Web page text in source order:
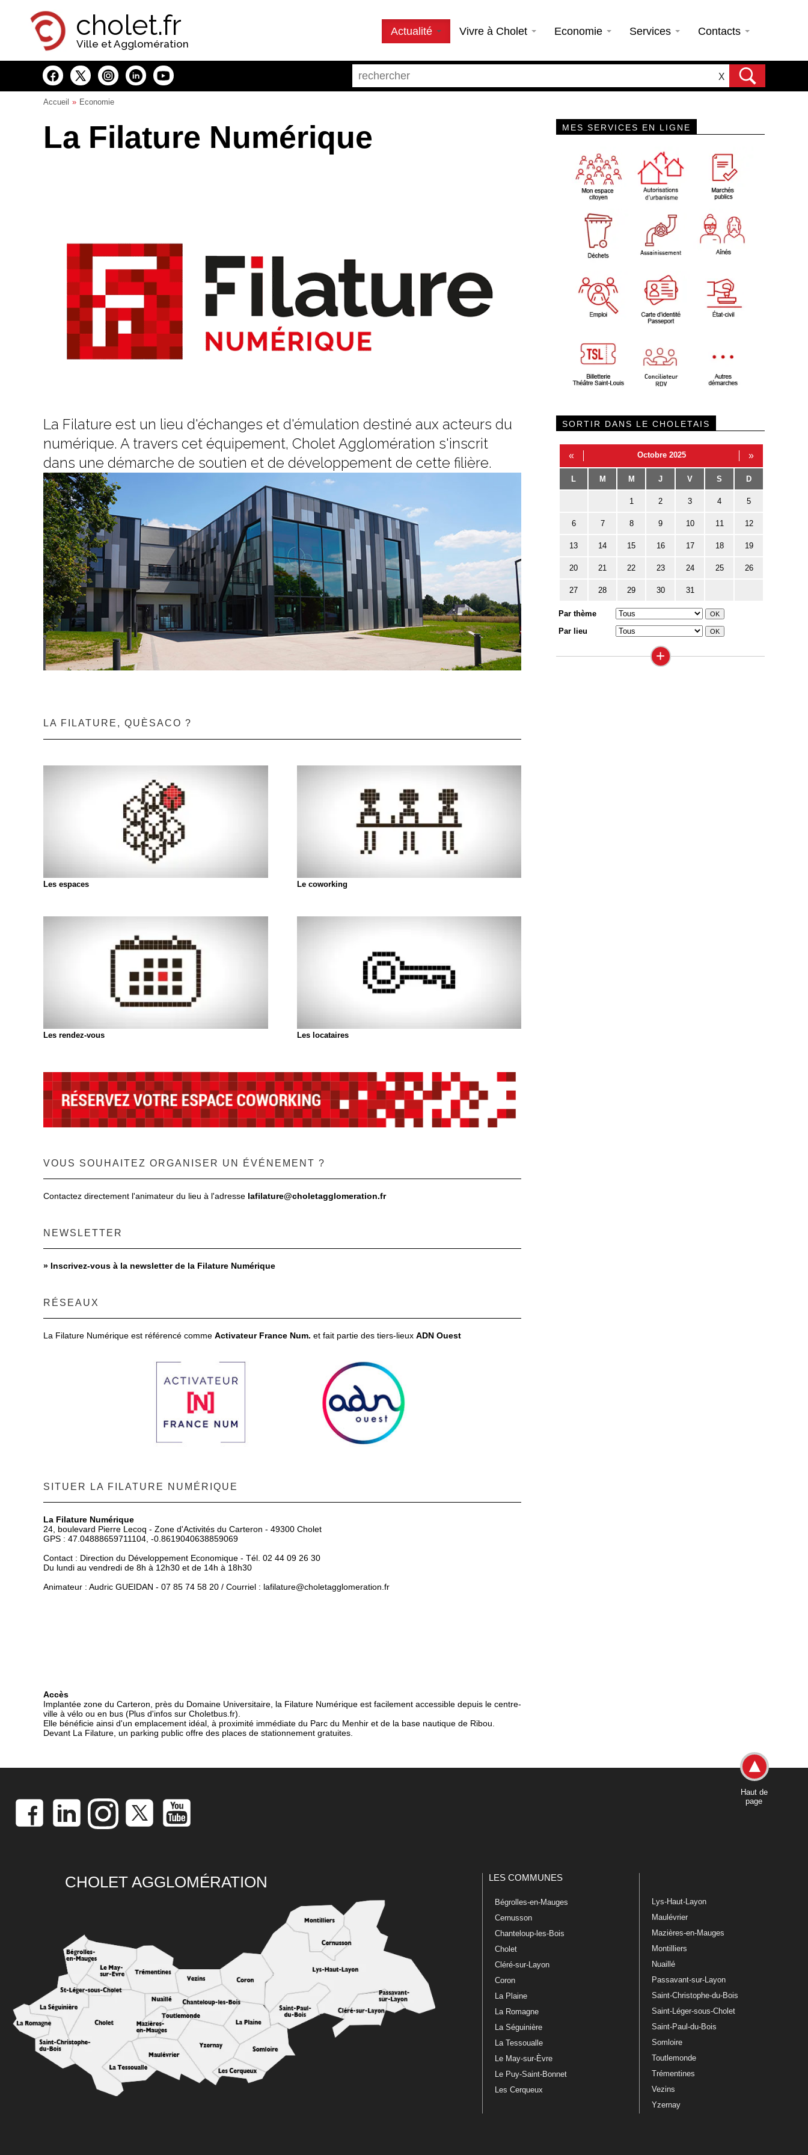
cholet.fr
Ville et Agglomération
Actualité Vivre à Cholet Economie Services Contacts
X
Accueil Economie
La Filature Numérique
La Filature est un lieu d'échanges et d'émulation destiné aux acteurs du
numérique. A travers cet équipement, Cholet Agglomération s'inscrit
dans une démarche de soutien et de développement de cette filière.
LA FILATURE, QUÈSACO ?
Les espaces Le coworking
Les rendez-vous Les locataires
VOUS SOUHAITEZ ORGANISER UN ÉVÉNEMENT ?
Contactez directement l'animateur du lieu à l'adresse lafilature@choletagglomeration.fr
NEWSLETTER
» Inscrivez-vous à la newsletter de la Filature Numérique
RÉSEAUX
La Filature Numérique est référencé comme Activateur France Num. et fait partie des tiers-lieux ADN Ouest
SITUER LA FILATURE NUMÉRIQUE
La Filature Numérique
24, boulevard Pierre Lecoq - Zone d'Activités du Carteron - 49300 Cholet
GPS : 47.04888659711104, -0.8619040638859069
Contact : Direction du Développement Economique - Tél. 02 44 09 26 30
Du lundi au vendredi de 8h à 12h30 et de 14h à 18h30
Animateur : Audric GUEIDAN - 07 85 74 58 20 / Courriel : lafilature@choletagglomeration.fr
Accès
Implantée zone du Carteron, près du Domaine Universitaire, la Filature Numérique est facilement accessible depuis le centre-
ville à vélo ou en bus (Plus d'infos sur Choletbus.fr).
Elle bénéficie ainsi d'un emplacement idéal, à proximité immédiate du Parc du Menhir et de la base nautique de Ribou.
Devant La Filature, un parking public offre des places de stationnement gratuites.
MES SERVICES EN LIGNE
SORTIR DANS LE CHOLETAIS
« Octobre 2025 »
L M M J V S D
1 2 3 4 5
6 7 8 9 10 11 12
13 14 15 16 17 18 19
20 21 22 23 24 25 26
27 28 29 30 31
Par thème
Par lieu
+
Haut de
page
CHOLET AGGLOMÉRATION LES COMMUNES
Bégrolles-en-Mauges
Cernusson
Chanteloup-les-Bois
Cholet
Cléré-sur-Layon
Coron
La Plaine
La Romagne
La Séguinière
La Tessoualle
Le May-sur-Èvre
Le Puy-Saint-Bonnet
Les Cerqueux
Lys-Haut-Layon
Maulévrier
Mazières-en-Mauges
Montilliers
Nuaillé
Passavant-sur-Layon
Saint-Christophe-du-Bois
Saint-Léger-sous-Cholet
Saint-Paul-du-Bois
Somloire
Toutlemonde
Trémentines
Vezins
Yzernay